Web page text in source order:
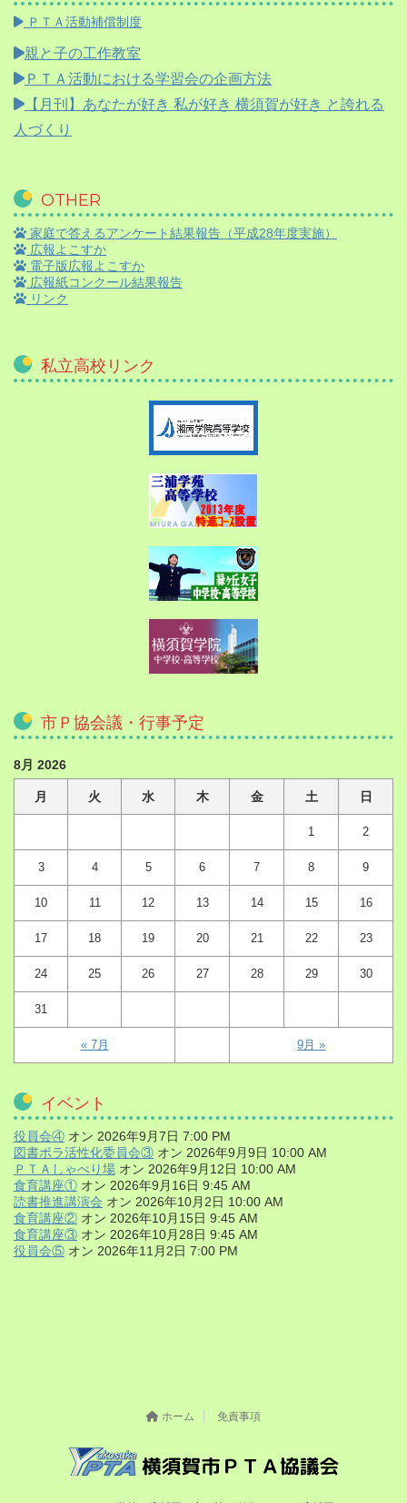
ＰＴＡ活動補償制度
親と子の工作教室
ＰＴＡ活動における学習会の企画方法
【月刊】 あなたが好き 私が好き 横須賀が好き と誇れる
人づくり
OTHER
家庭で答えるアンケート結果報告（平成28年度実施）
広報よこすか
電子版広報よこすか
広報紙コンクール結果報告
リンク
私立高校リンク
市Ｐ協会議・行事予定
8月 2026
月 火 水 木 金 土 日
1 2
3 4 5 6 7 8 9
10 11 12 13 14 15 16
17 18 19 20 21 22 23
24 25 26 27 28 29 30
31
« 7月 9月 »
イベント
役員会④ オン 2026年9月7日 7:00 PM
図書ボラ活性化委員会③ オン 2026年9月9日 10:00 AM
ＰＴＡしゃべり場 オン 2026年9月12日 10:00 AM
食育講座① オン 2026年9月16日 9:45 AM
読書推進講演会 オン 2026年10月2日 10:00 AM
食育講座② オン 2026年10月15日 9:45 AM
食育講座③ オン 2026年10月28日 9:45 AM
役員会⑤ オン 2026年11月2日 7:00 PM
ホーム 免責事項